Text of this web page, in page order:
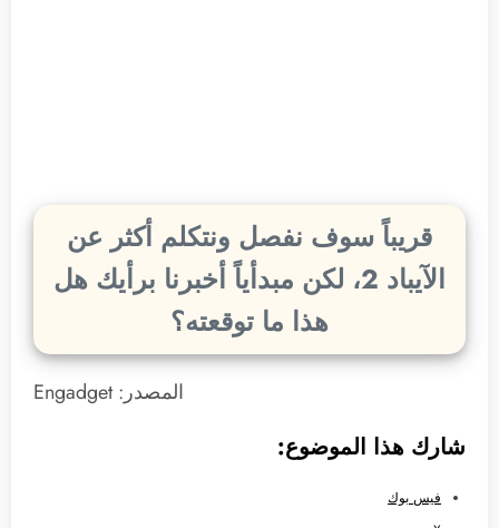
قريباً سوف نفصل ونتكلم أكثر عن
الآيباد 2، لكن مبدأياً أخبرنا برأيك هل
هذا ما توقعته؟
المصدر: Engadget
شارك هذا الموضوع:
فيس بوك